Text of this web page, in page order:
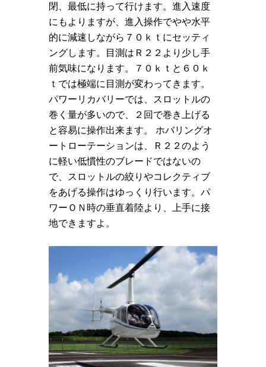
閉、最低に持って行けます。進入速度
にもよりますが、進入操作でやや水平
的に減速しながら７０ｋｔにセッティ
ングします。目測はＲ２２より少し手
前気味になります。７０ｋｔと６０ｋ
ｔでは極端に目測が変わってきます。
パワーリカバリーでは、スロットルの
巻く量が多いので、２回で巻き上げる
と容易に操作出来ます。 ホバリングオ
ートローテーションは、Ｒ２２のよう
に軽い低慣性のブレードではないの
で、スロットルの絞りやコレクティブ
をあげる操作はゆっくり行います。パ
ワーＯＮ時の垂直着陸より、上手に接
地できますよ。